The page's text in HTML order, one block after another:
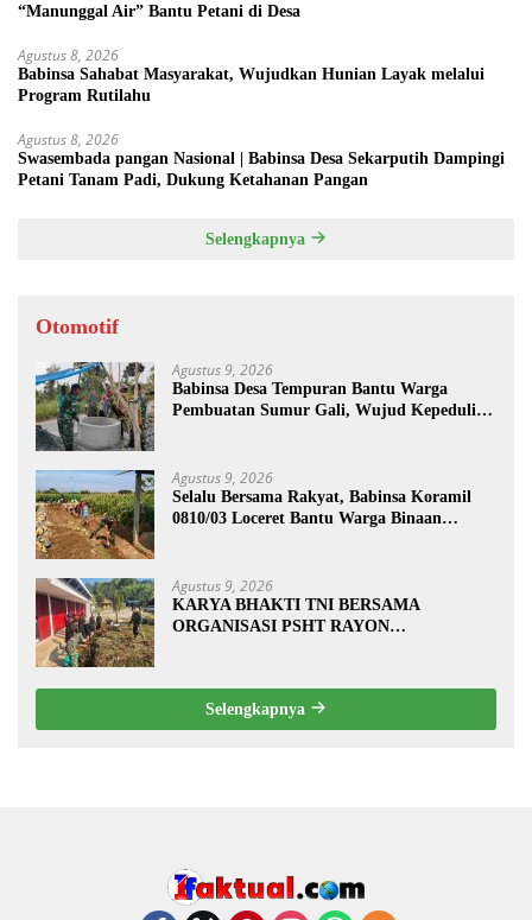
“Manunggal Air” Bantu Petani di Desa
Agustus 8, 2026
Babinsa Sahabat Masyarakat, Wujudkan Hunian Layak melalui
Program Rutilahu
Agustus 8, 2026
Swasembada pangan Nasional | Babinsa Desa Sekarputih Dampingi
Petani Tanam Padi, Dukung Ketahanan Pangan
Selengkapnya
Otomotif
Agustus 9, 2026
Babinsa Desa Tempuran Bantu Warga
Pembuatan Sumur Gali, Wujud Kepedulian
Agustus 9, 2026
Selalu Bersama Rakyat, Babinsa Koramil
0810/03 Loceret Bantu Warga Binaan
Agustus 9, 2026
KARYA BHAKTI TNI BERSAMA
ORGANISASI PSHT RAYON
KEMANUNGGALAN TNI-RAKYAT
Selengkapnya